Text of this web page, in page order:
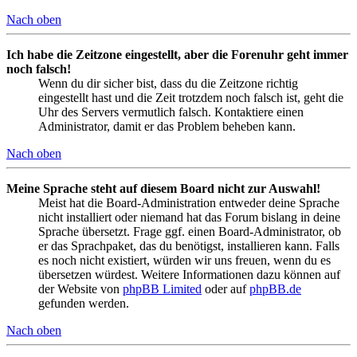
Nach oben
Ich habe die Zeitzone eingestellt, aber die Forenuhr geht immer
noch falsch!
Wenn du dir sicher bist, dass du die Zeitzone richtig
eingestellt hast und die Zeit trotzdem noch falsch ist, geht die
Uhr des Servers vermutlich falsch. Kontaktiere einen
Administrator, damit er das Problem beheben kann.
Nach oben
Meine Sprache steht auf diesem Board nicht zur Auswahl!
Meist hat die Board-Administration entweder deine Sprache
nicht installiert oder niemand hat das Forum bislang in deine
Sprache übersetzt. Frage ggf. einen Board-Administrator, ob
er das Sprachpaket, das du benötigst, installieren kann. Falls
es noch nicht existiert, würden wir uns freuen, wenn du es
übersetzen würdest. Weitere Informationen dazu können auf
der Website von phpBB Limited oder aufphpBB.de
gefunden werden.
Nach oben